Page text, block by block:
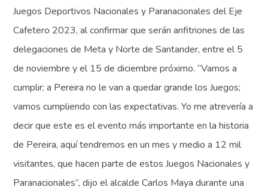
Juegos Deportivos Nacionales y Paranacionales del Eje
Cafetero 2023, al confirmar que serán anfitriones de las
delegaciones de Meta y Norte de Santander, entre el 5
de noviembre y el 15 de diciembre próximo. “Vamos a
cumplir; a Pereira no le van a quedar grande los Juegos;
vamos cumpliendo con las expectativas. Yo me atrevería a
decir que este es el evento más importante en la historia
de Pereira, aquí tendremos en un mes y medio a 12 mil
visitantes, que hacen parte de estos Juegos Nacionales y
Paranacionales”, dijo el alcalde Carlos Maya durante una